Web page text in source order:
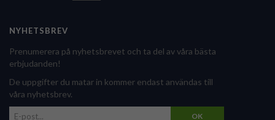
NYHETSBREV
Prenumerera på nyhetsbrevet och ta del av våra bästa
erbjudanden!
De uppgifter du matar in kommer endast användas till
våra nyhetsbrev.
OK